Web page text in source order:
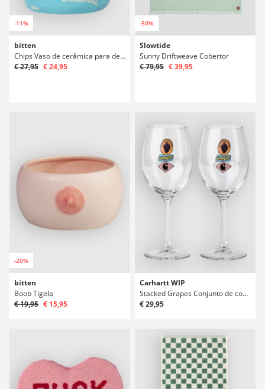
-11%
bitten
Chips Vaso de cerâmica para decoração
€ 27,95 € 24,95
-50%
Slowtide
Sunny Driftweave Cobertor
€ 79,95 € 39,95
-20%
bitten
Boob Tigela
€ 19,95 € 15,95
Carhartt WIP
Stacked Grapes Conjunto de copos de vinho
€ 29,95